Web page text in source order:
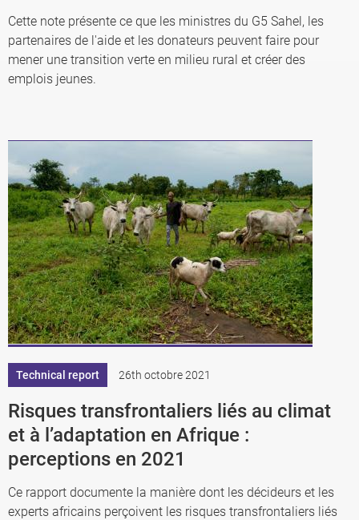
Cette note présente ce que les ministres du G5 Sahel, les
partenaires de l'aide et les donateurs peuvent faire pour
mener une transition verte en milieu rural et créer des
emplois jeunes.
Technical report 26th octobre 2021
Risques transfrontaliers liés au climat
et à l’adaptation en Afrique :
perceptions en 2021
Ce rapport documente la manière dont les décideurs et les
experts africains perçoivent les risques transfrontaliers liés